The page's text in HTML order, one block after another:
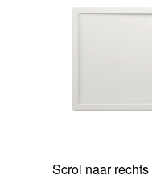
Scrol naar